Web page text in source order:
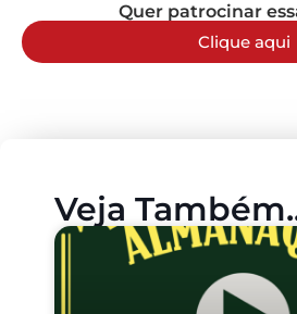
Quer patrocinar
Clique aqui
Veja